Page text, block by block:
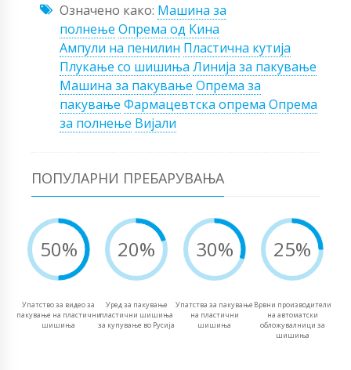
Означено како: Машина за
полнење Опрема од Кина
Ампули на пенилин Пластична кутија
Плукање со шишиња Линија за пакување
Машина за пакување Опрема за
пакување Фармацевтска опрема Опрема
за полнење Вијали
ПОПУЛАРНИ ПРЕБАРУВАЊА
50%
Упатство за видео за
пакување на пластични
шишиња
20%
Уред за пакување
пластични шишиња
за купување во Русија
30%
Упатства за пакување
на пластични
шишиња
25%
Врвни производители
на автоматски
обложувалници за
шишиња